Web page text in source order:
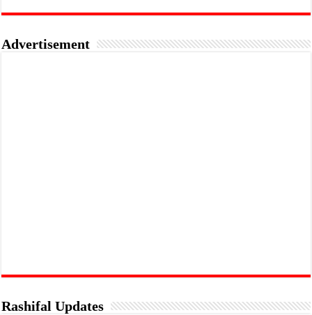
Advertisement
Rashifal Updates